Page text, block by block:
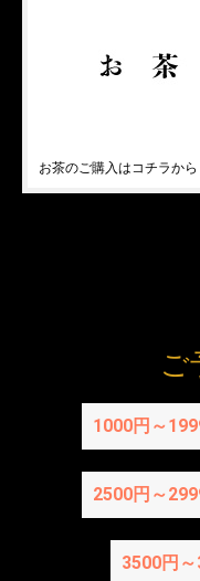
お茶のご購入はコチラから
ご
1000円～
2500円～
3500円～